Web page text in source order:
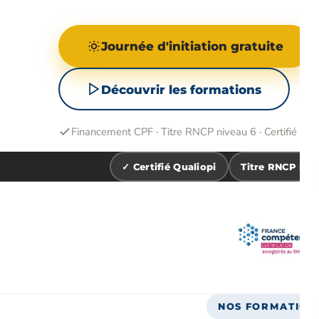
Journée d'initiation gratuite
Découvrir les formations
Financement CPF · Titre RNCP niveau 6 · Certifié
✓ Certifié Qualiopi Titre RNCP
NOS